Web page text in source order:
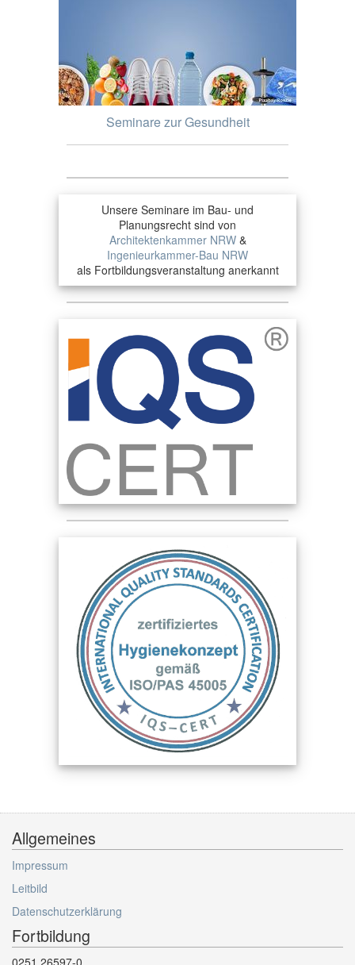
Seminare zur Gesundheit
Unsere Seminare im Bau- und
Planungsrecht sind von
Architektenkammer NRW&
Ingenieurkammer-Bau NRW
als Fortbildungsveranstaltung anerkannt
Allgemeines
Impressum
Leitbild
Datenschutzerklärung
Fortbildung